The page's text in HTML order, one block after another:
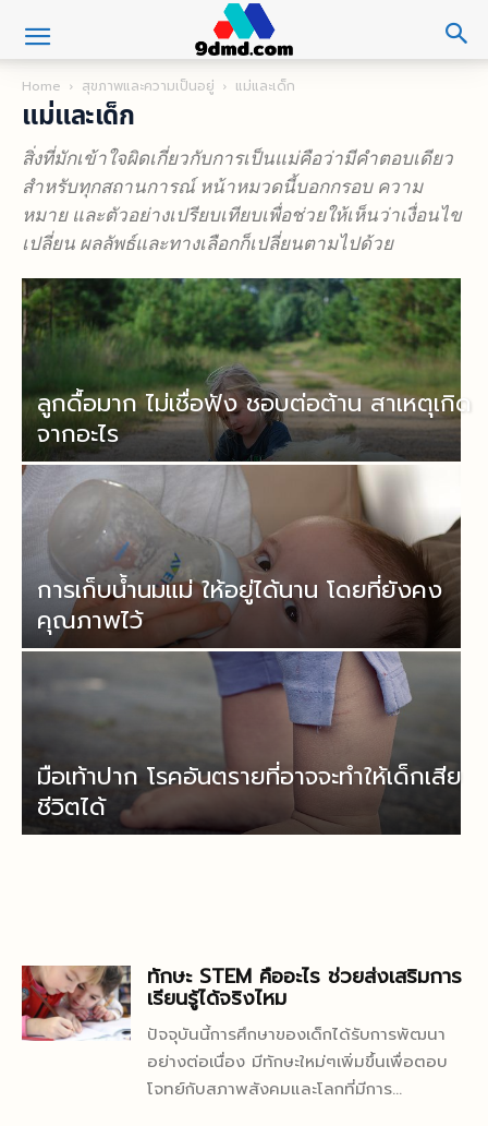
Home สุขภาพและความเป็นอยู่ แม่และเด็ก
แม่และเด็ก
สิ่งที่มักเข้าใจผิดเกี่ยวกับการเป็นแม่คือว่ามีคำตอบเดียว
สำหรับทุกสถานการณ์ หน้าหมวดนี้บอกกรอบ ความ
หมาย และตัวอย่างเปรียบเทียบเพื่อช่วยให้เห็นว่าเงื่อนไข
เปลี่ยน ผลลัพธ์และทางเลือกก็เปลี่ยนตามไปด้วย
ลูกดื้อมาก ไม่เชื่อฟัง ชอบต่อต้าน สาเหตุเกิด
จากอะไร
การเก็บน้ำนมแม่ ให้อยู่ได้นาน โดยที่ยังคง
คุณภาพไว้
มือเท้าปาก โรคอันตรายที่อาจจะทำให้เด็กเสีย
ชีวิตได้
ทักษะ STEM คืออะไร ช่วยส่งเสริมการ
เรียนรู้ได้จริงไหม
ปัจจุบันนี้การศึกษาของเด็กได้รับการพัฒนา
อย่างต่อเนื่อง มีทักษะใหม่ๆเพิ่มขึ้นเพื่อตอบ
โจทย์กับสภาพสังคมและโลกที่มีการ